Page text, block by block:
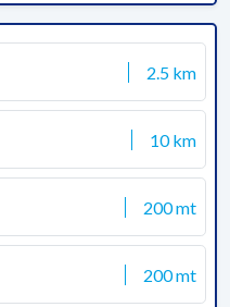
2.5 km
10 km
200 mt
200 mt